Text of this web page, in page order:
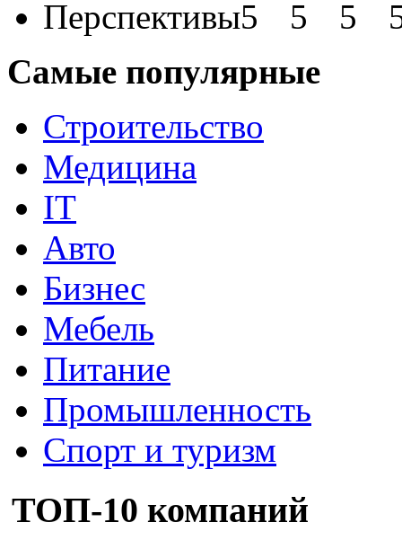
Перспективы
Самые популярные
Строительство
Медицина
IT
Авто
Бизнес
Мебель
Питание
Промышленность
Спорт и туризм
ТОП-10 компаний